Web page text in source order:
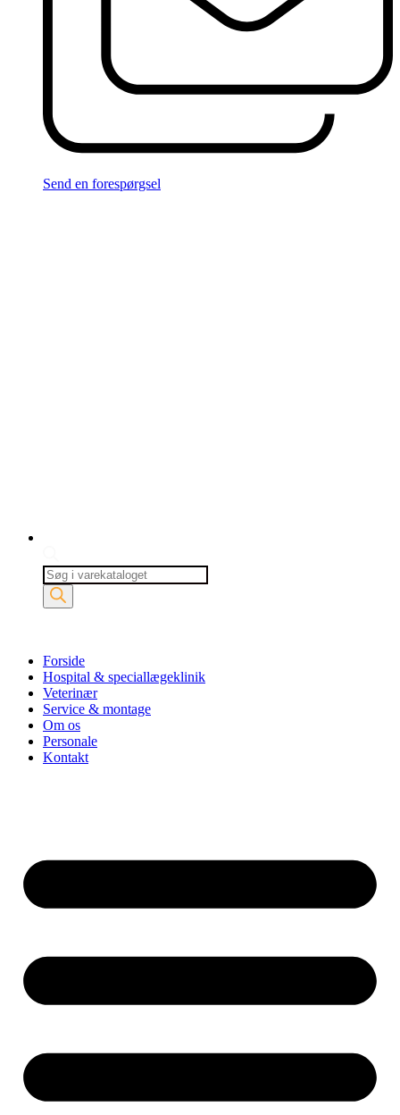
Send en forespørgsel
Products
search
Forside
Hospital & speciallægeklinik
Veterinær
Service & montage
Om os
Personale
Kontakt